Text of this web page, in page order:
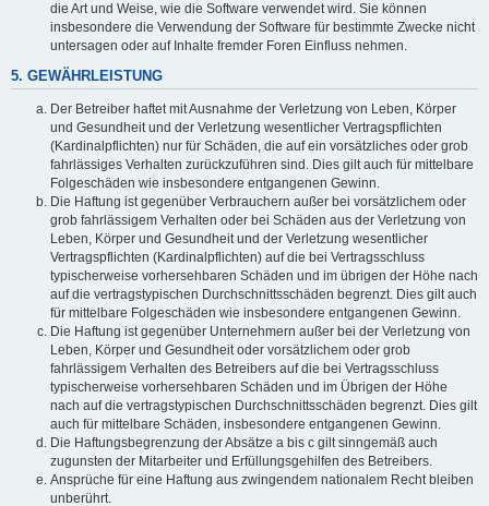
die Art und Weise, wie die Software verwendet wird. Sie können
insbesondere die Verwendung der Software für bestimmte Zwecke nicht
untersagen oder auf Inhalte fremder Foren Einfluss nehmen.
5. GEWÄHRLEISTUNG
Der Betreiber haftet mit Ausnahme der Verletzung von Leben, Körper
und Gesundheit und der Verletzung wesentlicher Vertragspflichten
(Kardinalpflichten) nur für Schäden, die auf ein vorsätzliches oder grob
fahrlässiges Verhalten zurückzuführen sind. Dies gilt auch für mittelbare
Folgeschäden wie insbesondere entgangenen Gewinn.
Die Haftung ist gegenüber Verbrauchern außer bei vorsätzlichem oder
grob fahrlässigem Verhalten oder bei Schäden aus der Verletzung von
Leben, Körper und Gesundheit und der Verletzung wesentlicher
Vertragspflichten (Kardinalpflichten) auf die bei Vertragsschluss
typischerweise vorhersehbaren Schäden und im übrigen der Höhe nach
auf die vertragstypischen Durchschnittsschäden begrenzt. Dies gilt auch
für mittelbare Folgeschäden wie insbesondere entgangenen Gewinn.
Die Haftung ist gegenüber Unternehmern außer bei der Verletzung von
Leben, Körper und Gesundheit oder vorsätzlichem oder grob
fahrlässigem Verhalten des Betreibers auf die bei Vertragsschluss
typischerweise vorhersehbaren Schäden und im Übrigen der Höhe
nach auf die vertragstypischen Durchschnittsschäden begrenzt. Dies gilt
auch für mittelbare Schäden, insbesondere entgangenen Gewinn.
Die Haftungsbegrenzung der Absätze a bis c gilt sinngemäß auch
zugunsten der Mitarbeiter und Erfüllungsgehilfen des Betreibers.
Ansprüche für eine Haftung aus zwingendem nationalem Recht bleiben
unberührt.